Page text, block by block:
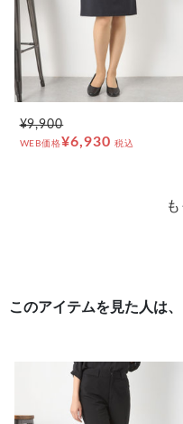
¥9,900
WEB価格¥6,930 税込
このアイテムを見た人は